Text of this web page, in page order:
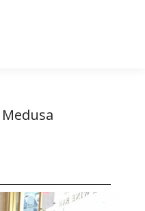
Medusa